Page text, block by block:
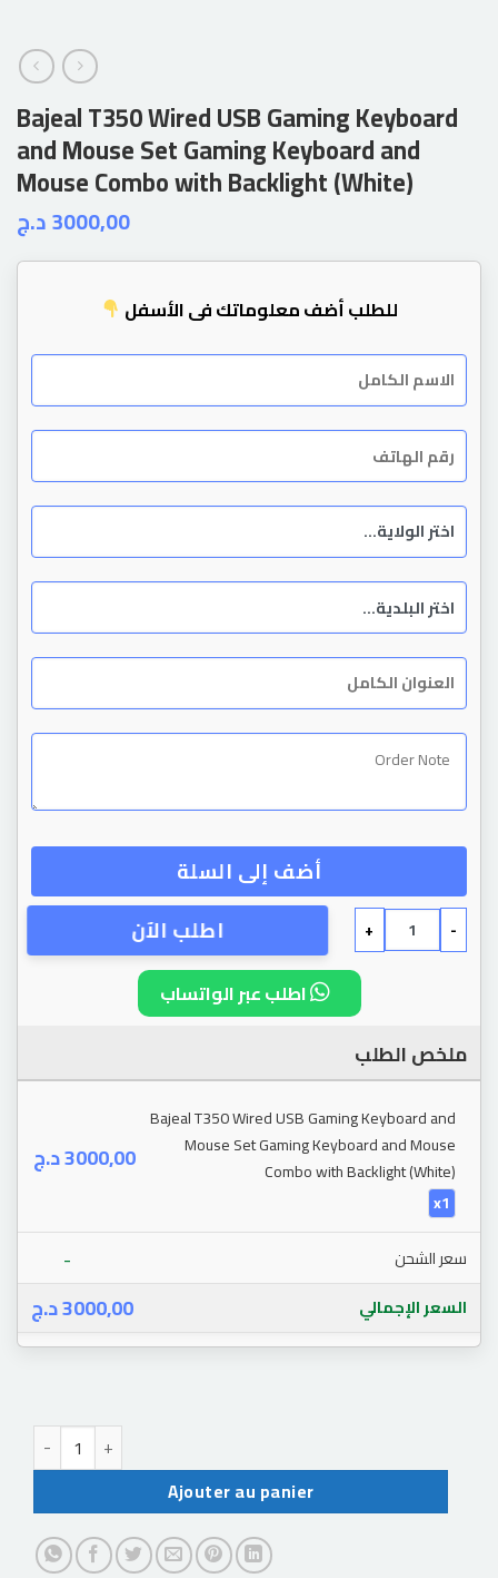
Bajeal T350 Wired USB Gaming Keyboard
and Mouse Set Gaming Keyboard and
Mouse Combo with Backlight (White)
3000,00د.ج
للطلب أضف معلوماتك في الأسفل
أضف إلى السلة
-
+ اطلب الآن
اطلب عبر الواتساب
ملخص الطلب
Bajeal T350 Wired USB Gaming Keyboard and
Mouse Set Gaming Keyboard and Mouse
Combo with Backlight (White)
x1
3000,00د.ج
سعر الشحن -
السعر الإجمالي 3000,00د.ج
quantité de Bajeal T350 Wired USB Gaming Keyboard and
Ajouter au panier